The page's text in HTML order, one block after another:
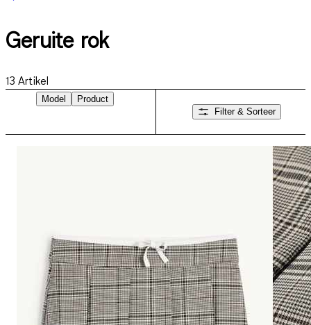
Geruite rok
13 Artikel
Model
Product
Filter & Sorteer